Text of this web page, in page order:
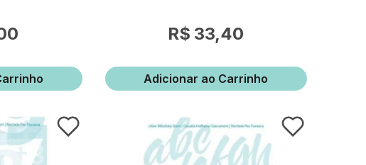
33,40
Adicionar ao Carrinho